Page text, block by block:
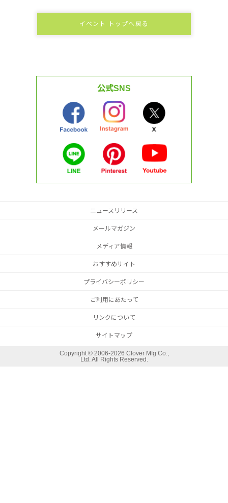
イベント トップへ戻る
公式SNS
ニュースリリース
メールマガジン
メディア情報
おすすめサイト
プライバシーポリシー
ご利用にあたって
リンクについて
サイトマップ
Copyright © 2006-2026 Clover Mfg Co.,
Ltd. All Rights Reserved.